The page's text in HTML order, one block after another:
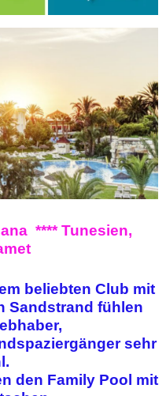
**** Tunesien,
beliebten Club mit
Sandstrand fühlen
sehr
den Family Pool mit